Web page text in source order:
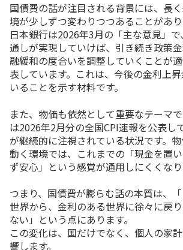
国債費の話が注目される背景には、長
境が少しずつ変わりつつあることがあり
日本銀行は2026年3月の「主な意見」
通しが実現していけば、引き続き政策
融緩和の度合いを調整していくことが
表しています。これは、今後の金利上
いることを示す材料です。
また、物価も依然として重要なテーマ
は2026年2月分の全国CPI速報を公表し
が継続的に注視されている状況です。
動く環境では、これまでの「現金を置
ず安心」という感覚が通用しにくくなり
つまり、国債費が膨らむ話の本質は、
世界から、金利のある世界に徐々に戻
ない」という点にあります。
この変化は、国だけでなく、個人の家
響します。